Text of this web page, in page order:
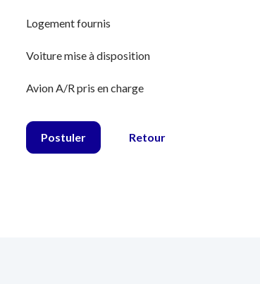
Logement fournis
Voiture mise à disposition
Avion A/R pris en charge